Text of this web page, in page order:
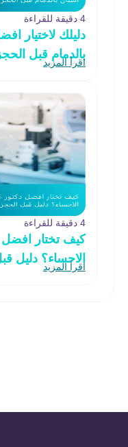
4 دقيقة للقراءة
دليلك لاختيار
بالدمام قبل
اقرأ المزيد
4 دقيقة للقراءة
كيف تختار
الاحساء؟ دليل
اقرأ المزيد